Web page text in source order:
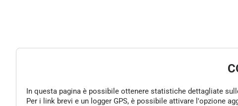
In questa pagina è possibile ottenere statistiche dettagliate
Per i link brevi e un logger GPS, è possibile attivare l'opzione